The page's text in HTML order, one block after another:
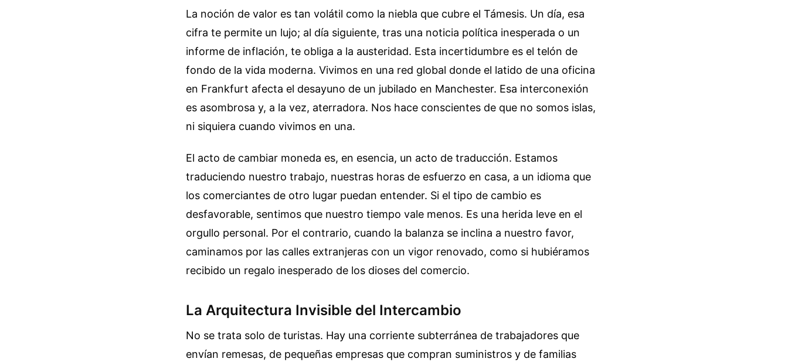
La noción de valor es tan volátil como la niebla que cubre el Támesis. Un día, esa
cifra te permite un lujo; al día siguiente, tras una noticia política inesperada o un
informe de inflación, te obliga a la austeridad. Esta incertidumbre es el telón de
fondo de la vida moderna. Vivimos en una red global donde el latido de una oficina
en Frankfurt afecta el desayuno de un jubilado en Manchester. Esa interconexión
es asombrosa y, a la vez, aterradora. Nos hace conscientes de que no somos islas,
ni siquiera cuando vivimos en una.
El acto de cambiar moneda es, en esencia, un acto de traducción. Estamos
traduciendo nuestro trabajo, nuestras horas de esfuerzo en casa, a un idioma que
los comerciantes de otro lugar puedan entender. Si el tipo de cambio es
desfavorable, sentimos que nuestro tiempo vale menos. Es una herida leve en el
orgullo personal. Por el contrario, cuando la balanza se inclina a nuestro favor,
caminamos por las calles extranjeras con un vigor renovado, como si hubiéramos
recibido un regalo inesperado de los dioses del comercio.
La Arquitectura Invisible del Intercambio
No se trata solo de turistas. Hay una corriente subterránea de trabajadores que
envían remesas, de pequeñas empresas que compran suministros y de familias